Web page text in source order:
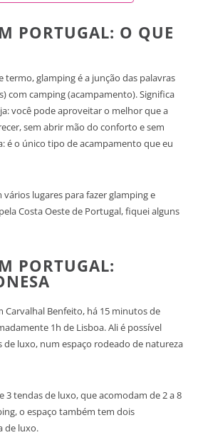
PORTUGAL: O QUE
termo, glamping é a junção das palavras
com camping (acampamento). Significa
você pode aproveitar o melhor que a
sem abrir mão do conforto e sem
é o único tipo de acampamento que eu
lugares para fazer glamping e
Costa Oeste de Portugal, fiquei alguns
PORTUGAL:
Carvalhal Benfeito, há 15 minutos de
1h de Lisboa. Ali é possível
de luxo, num espaço rodeado de natureza
3 tendas de luxo, que acomodam de 2 a 8
o espaço também tem dois
de luxo.